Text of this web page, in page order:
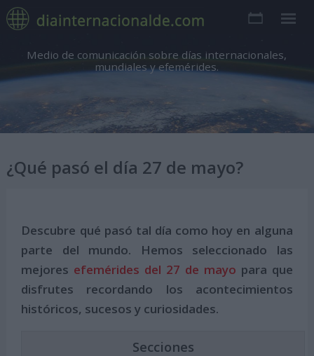
Medio de comunicación sobre días internacionales,
mundiales y efemérides.
¿Qué pasó el día 27 de mayo?
Descubre qué pasó tal día como hoy en alguna
parte del mundo. Hemos seleccionado las
mejores efemérides del 27 de mayo para que
disfrutes recordando los acontecimientos
históricos, sucesos y curiosidades.
Secciones